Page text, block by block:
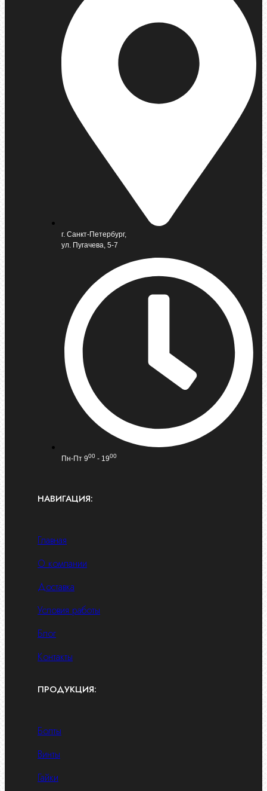
г. Санкт-Петербург,
ул. Пугачева, 5-7
Пн-Пт 900 - 1900
НАВИГАЦИЯ:
Главная
О компании
Доставка
Условия работы
Блог
Контакты
ПРОДУКЦИЯ:
Болты
Винты
Гайки